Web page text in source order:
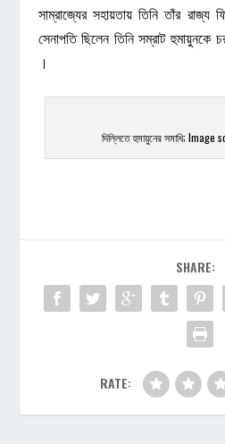
সাম্রাজ্যের সহায়তায় তিনি তাঁর রাজ্য
সেনাপতি ছিলেন তিনি সম্রাট
।
দিল্লিতে হুমায়ুনের সমাধি;
SHARE:
RATE: